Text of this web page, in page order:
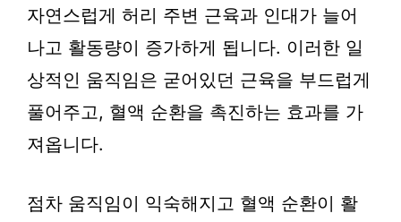
자연스럽게 허리 주변 근육과 인대가 늘어
나고 활동량이 증가하게 됩니다. 이러한 일
상적인 움직임은 굳어있던 근육을 부드럽게
풀어주고, 혈액 순환을 촉진하는 효과를 가
져옵니다.
점차 움직임이 익숙해지고 혈액 순환이 활